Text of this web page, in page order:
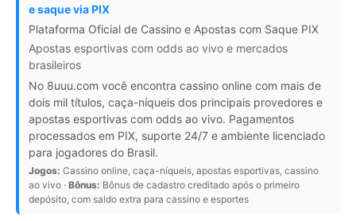
e saque via PIX
Plataforma Oficial de Cassino e Apostas com Saque PIX
Apostas esportivas com odds ao vivo e mercados
brasileiros
No 8uuu.com você encontra cassino online com mais de
dois mil títulos, caça-níqueis dos principais provedores e
apostas esportivas com odds ao vivo. Pagamentos
processados em PIX, suporte 24/7 e ambiente licenciado
para jogadores do Brasil.
Jogos: Cassino online, caça-níqueis, apostas esportivas, cassino
ao vivo · Bônus: Bônus de cadastro creditado após o primeiro
depósito, com saldo extra para cassino e esportes